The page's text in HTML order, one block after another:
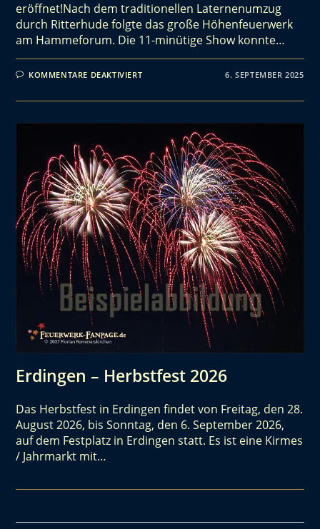
eröffnet!Nach dem traditionellen Laternenumzug
durch Ritterhude folgte das große Höhenfeuerwerk
am Hammeforum. Die 11-minütige Show konnte…
KOMMENTARE DEAKTIVIERT 6. SEPTEMBER 2025
Erdingen – Herbstfest 2026
Das Herbstfest in Erdingen findet von Freitag, den 28.
August 2026, bis Sonntag, den 6. September 2026,
auf dem Festplatz in Erdingen statt. Es ist eine Kirmes
/ Jahrmarkt mit…